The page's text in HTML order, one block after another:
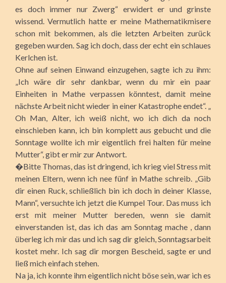
es doch immer nur Zwerg“ erwidert er und grinste
wissend. Vermutlich hatte er meine Mathematikmisere
schon mit bekommen, als die letzten Arbeiten zurück
gegeben wurden. Sag ich doch, dass der echt ein schlaues
Kerlchen ist.
Ohne auf seinen Einwand einzugehen, sagte ich zu ihm:
„Ich wäre dir sehr dankbar, wenn du mir ein paar
Einheiten in Mathe verpassen könntest, damit meine
nächste Arbeit nicht wieder in einer Katastrophe endet“. „
Oh Man, Alter, ich weiß nicht, wo ich dich da noch
einschieben kann, ich bin komplett aus gebucht und die
Sonntage wollte ich mir eigentlich frei halten für meine
Mutter“, gibt er mir zur Antwort.
�Bitte Thomas, das ist dringend, ich krieg viel Stress mit
meinen Eltern, wenn ich nee fünf in Mathe schreib. „Gib
dir einen Ruck, schließlich bin ich doch in deiner Klasse,
Mann“, versuchte ich jetzt die Kumpel Tour. Das muss ich
erst mit meiner Mutter bereden, wenn sie damit
einverstanden ist, das ich das am Sonntag mache , dann
überleg ich mir das und ich sag dir gleich, Sonntagsarbeit
kostet mehr. Ich sag dir morgen Bescheid, sagte er und
ließ mich einfach stehen.
Na ja, ich konnte ihm eigentlich nicht böse sein, war ich es